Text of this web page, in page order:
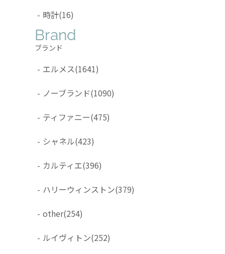
- 時計(16)
Brand
ブランド
- エルメス(1641)
- ノーブランド(1090)
- ティファニー(475)
- シャネル(423)
- カルティエ(396)
- ハリーウィンストン(379)
- other(254)
- ルイヴィトン(252)